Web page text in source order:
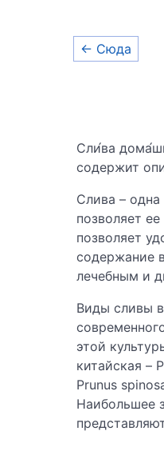
← Сюда
Сли́ва
содержит
Слива –
позволяет
позволяет
содержание
лечебным и
Виды сливы
этой
китайская –
Prunus
Наибольшее